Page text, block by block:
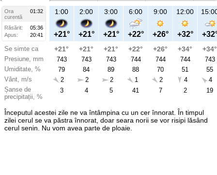
Ora
01:32
curentă
Răsărit:
05:36
Apus:
20:41
Se simte ca
Presiune, mm
Umiditate, %
Vânt, m/s
Șanse de
precipitații, %
1:00
+21°
+21°
743
79
2
3
2:00
+21°
+21°
743
84
2
4
3:00
+21°
+21°
743
89
2
5
6:00
+22°
+22°
744
88
1
41
9:00
+26°
+26°
744
70
2
7
12:00
+32°
+34°
744
51
4
2
+34°
743
55
4
19
Începutul acestei zile ne va întâmpina cu un cer înnorat. În timpul
zilei cerul se va păstra înnorat, doar seara norii se vor risipi lăsând
cerul senin. Nu vom avea parte de ploaie.